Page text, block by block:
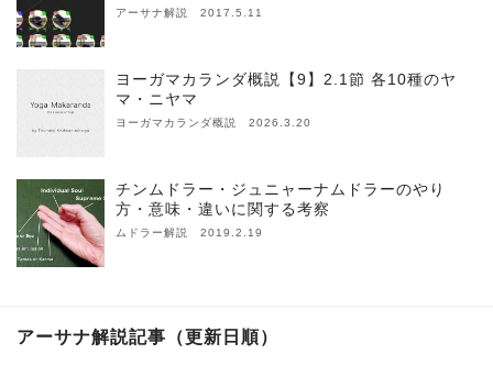
アーサナ解説 2017.5.11
ヨーガマカランダ概説【9】2.1節 各10種のヤ
マ・ニヤマ
ヨーガマカランダ概説 2026.3.20
チンムドラー・ジュニャーナムドラーのやり
方・意味・違いに関する考察
ムドラー解説 2019.2.19
アーサナ解説記事（更新日順）